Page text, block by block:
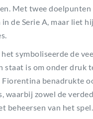
Met twee doelpunten
de Serie A, maar liet
symboliseerde de
staat is om onder druk
benadrukte
waarbij zowel de
beheersen van het spel.